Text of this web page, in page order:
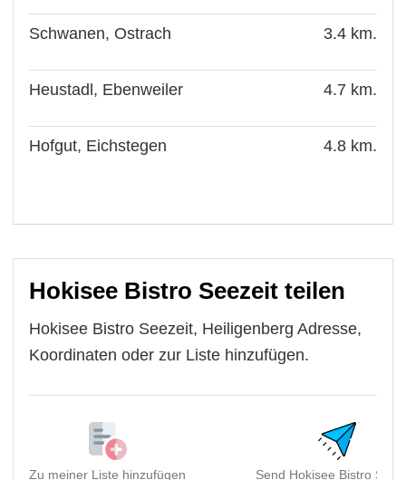
Schwanen, Ostrach 3.4 km.
Heustadl, Ebenweiler 4.7 km.
Hofgut, Eichstegen 4.8 km.
Hokisee Bistro Seezeit teilen
Hokisee Bistro Seezeit, Heiligenberg Adresse,
Koordinaten oder zur Liste hinzufügen.
Zu meiner Liste hinzufügen Send Hokisee Bistro